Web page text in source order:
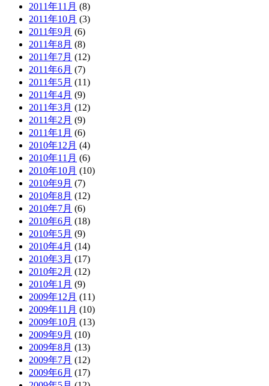
2011年11月 (8)
2011年10月 (3)
2011年9月 (6)
2011年8月 (8)
2011年7月 (12)
2011年6月 (7)
2011年5月 (11)
2011年4月 (9)
2011年3月 (12)
2011年2月 (9)
2011年1月 (6)
2010年12月 (4)
2010年11月 (6)
2010年10月 (10)
2010年9月 (7)
2010年8月 (12)
2010年7月 (6)
2010年6月 (18)
2010年5月 (9)
2010年4月 (14)
2010年3月 (17)
2010年2月 (12)
2010年1月 (9)
2009年12月 (11)
2009年11月 (10)
2009年10月 (13)
2009年9月 (10)
2009年8月 (13)
2009年7月 (12)
2009年6月 (17)